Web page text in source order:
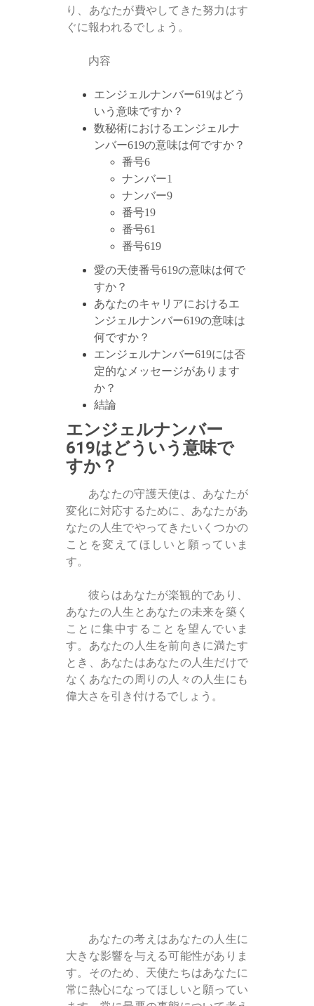
り、あなたが費やしてきた努力はす
ぐに報われるでしょう。
内容
エンジェルナンバー619はどう
いう意味ですか？
数秘術におけるエンジェルナ
ンバー619の意味は何ですか？
番号6
ナンバー1
ナンバー9
番号19
番号61
番号619
愛の天使番号619の意味は何で
すか？
あなたのキャリアにおけるエ
ンジェルナンバー619の意味は
何ですか？
エンジェルナンバー619には否
定的なメッセージがあります
か？
結論
エンジェルナンバー
619はどういう意味で
すか？
あなたの守護天使は、あなたが
変化に対応するために、あなたがあ
なたの人生でやってきたいくつかの
ことを変えてほしいと願っていま
す。
彼らはあなたが楽観的であり、
あなたの人生とあなたの未来を築く
ことに集中することを望んでいま
す。あなたの人生を前向きに満たす
とき、あなたはあなたの人生だけで
なくあなたの周りの人々の人生にも
偉大さを引き付けるでしょう。
あなたの考えはあなたの人生に
大きな影響を与える可能性がありま
す。そのため、天使たちはあなたに
常に熱心になってほしいと願ってい